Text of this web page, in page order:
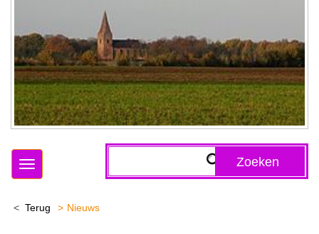
Zoeken
Toggle
Terug Nieuws